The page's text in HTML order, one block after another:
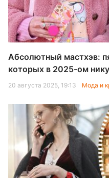
Абсолютный мастхэв:
которых в 2025-ом
20 августа 2025, 19:13 Мода и